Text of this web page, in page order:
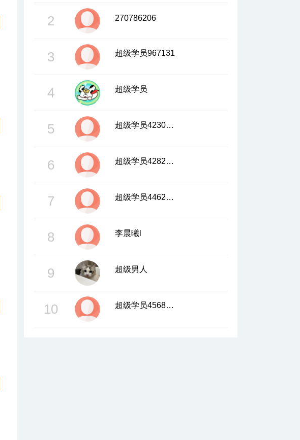
14、集合的联盟上—并集的概念和基本题型
15、集合的联盟下—并集的特殊题型
2 270786206
3 超级学员967131
4 超级学员
5 超级学员4230739
6 超级学员4282023
7 超级学员4462300
8 李晨曦l
9 超级男人
10 超级学员4568217